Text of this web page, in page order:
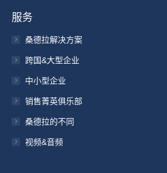
服务
桑德拉解决方案
跨国&大型企业
中小型企业
销售菁英俱乐部
桑德拉的不同
视频&音频